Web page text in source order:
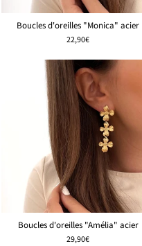
Boucles d'oreilles "Monica" acier
22,90€
Boucles d'oreilles "Amélia" acier
29,90€